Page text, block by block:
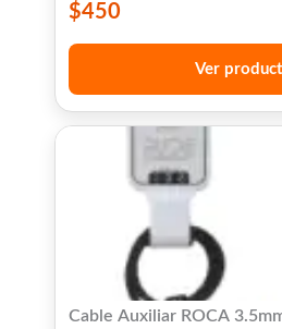
$450
Ver
Cable Auxiliar ROCA